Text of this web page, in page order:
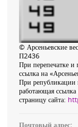
© Арсеньевские
П2436
При перепечатке и
ссылка на
При републикации
работающая
страницу сайта:
Почтовый адрес: